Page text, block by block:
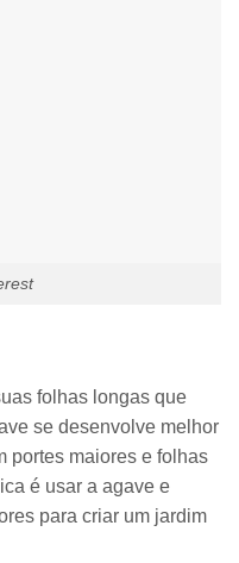
folhas longas que
se desenvolve melhor
portes maiores e folhas
é usar a agave e
para criar um jardim